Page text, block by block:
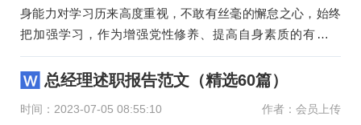
身能力对学习历来高度重视，不敢有丝毫的懈怠之心，始终
把加强学习，作为增强党性修养、提高自身素质的有效途
径，牢固树立 研究
总经理述职报告范文（精选60篇）
时间：2023-07-05 08:55:10 作者：会员上传